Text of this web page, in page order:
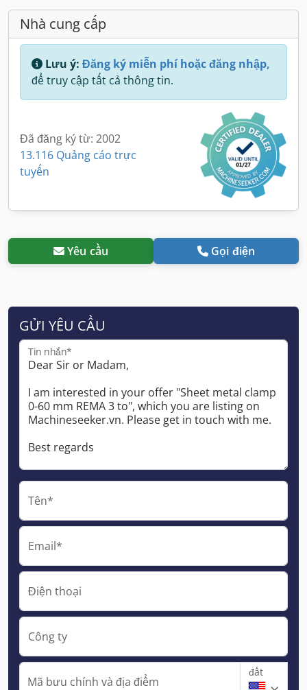
Nhà cung cấp
Lưu ý: Đăng ký miễn phí hoặc đăng nhập,
để truy cập tất cả thông tin.
Đã đăng ký từ: 2002
13.116 Quảng cáo trực
tuyến
Yêu cầu Gọi điện
GỬI YÊU CẦU
Tin nhắn*
Tên*
Email*
Điện thoại
Công ty
Mã bưu chính và địa điểm
đất